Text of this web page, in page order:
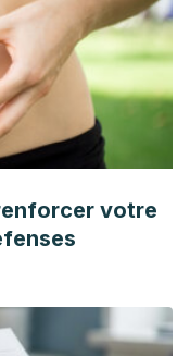
2014).
La nutrición y la
informacion-
perdida-peso-
S. (2017).
of Four Weight
Reports, 19 (61),
s11894-017-
& Hosseinzadeh, H.
in the treatment of
votre